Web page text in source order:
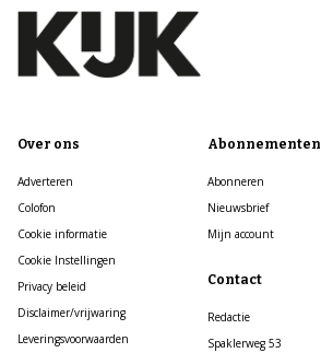
Over ons
Adverteren
Colofon
Cookie informatie
Cookie Instellingen
Privacy beleid
Disclaimer/vrijwaring
Leveringsvoorwaarden
Abonnementen
Abonneren
Nieuwsbrief
Mijn account
Contact
Redactie
Spaklerweg 53